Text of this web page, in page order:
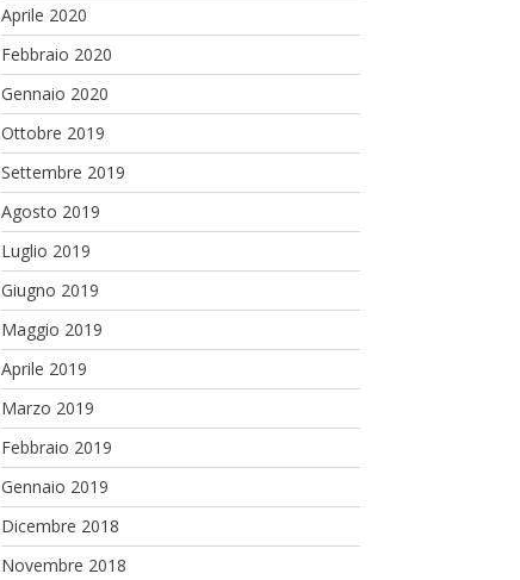
Aprile 2020
Febbraio 2020
Gennaio 2020
Ottobre 2019
Settembre 2019
Agosto 2019
Luglio 2019
Giugno 2019
Maggio 2019
Aprile 2019
Marzo 2019
Febbraio 2019
Gennaio 2019
Dicembre 2018
Novembre 2018